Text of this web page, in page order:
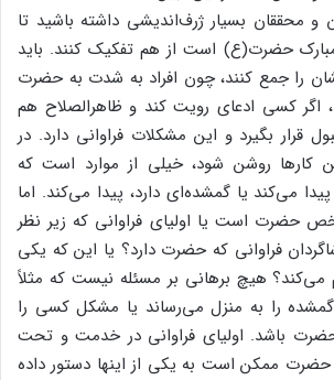
محققان‌ بسیار ژرف‌اندیشی‌ داشته‌ باشید تا
مبارک‌ حضرت‌(ع‌) است‌ از هم‌ تفکیک‌ کنند. باید
را جمع‌ کنند، چون‌ افراد به‌ شدت‌ به‌ حضرت‌
اگر کسی‌ ادعای‌ رویت‌ کند و ظاهرالصلاح‌ هم‌
قرار بگیرد و این‌ مشکلات‌ فراوانی‌ دارد. در
کارها روشن‌ شود، خیلی‌ از موارد است‌ که‌
پیدا می‌کند یا گمشده‌ای‌ دارد، پیدا می‌کند. اما
حضرت‌ است‌ یا اولیای‌ فراوانی‌ که‌ زیر نظر
فراوانی‌ که‌ حضرت‌ دارد؟ یا این‌ که‌ یکی‌
می‌کند؟ هیچ‌ برهانی‌ بر مسئله‌ نیست‌ که‌ مثلاً
را به‌ منزل‌ می‌رساند یا مشکل‌ کسی‌ را
باشد. اولیای‌ فراوانی‌ در خدمت‌ و تحت‌
ممکن‌ است‌ به‌ یکی‌ از اینها دستور داده‌